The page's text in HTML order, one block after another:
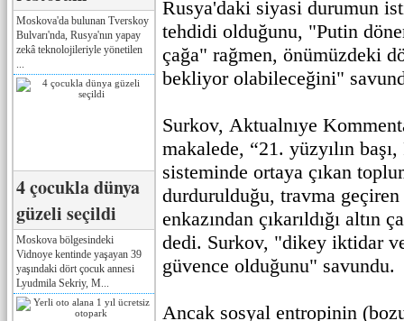
Moskova'da bulunan Tverskoy
Bulvarı'nda, Rusya'nın yapay
zekâ teknolojileriyle yönetilen
4 çocukla dünya
güzeli seçildi
Moskova bölgesindeki
Vidnoye kentinde yaşayan 39
yaşındaki dört çocuk annesi
Lyudmila Sekriy, M...
Rusya'daki siyasi durumun
tehdidi olduğunu, "Putin
çağa" rağmen, önümüzdeki
bekliyor olabileceğini"
Surkov, Aktualnıye
makalede, “21. yüzyılın
sisteminde ortaya çıkan
durdurulduğu, travma
enkazından çıkarıldığı altın
dedi. Surkov, "dikey iktidar
güvence olduğunu" savundu.
Ancak sosyal entropinin